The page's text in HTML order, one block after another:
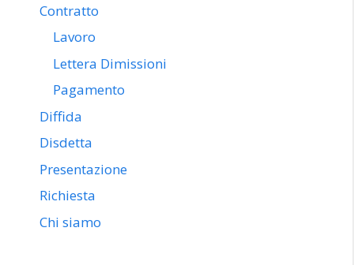
Contratto
Lavoro
Lettera Dimissioni
Pagamento
Diffida
Disdetta
Presentazione
Richiesta
Chi siamo